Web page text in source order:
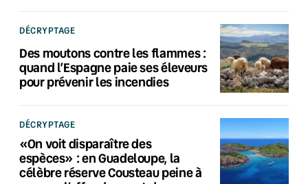
DÉCRYPTAGE
Des moutons contre les flammes :
quand l’Espagne paie ses éleveurs
pour prévenir les incendies
DÉCRYPTAGE
«On voit disparaître des
espèces» : en Guadeloupe, la
célèbre réserve Cousteau peine à